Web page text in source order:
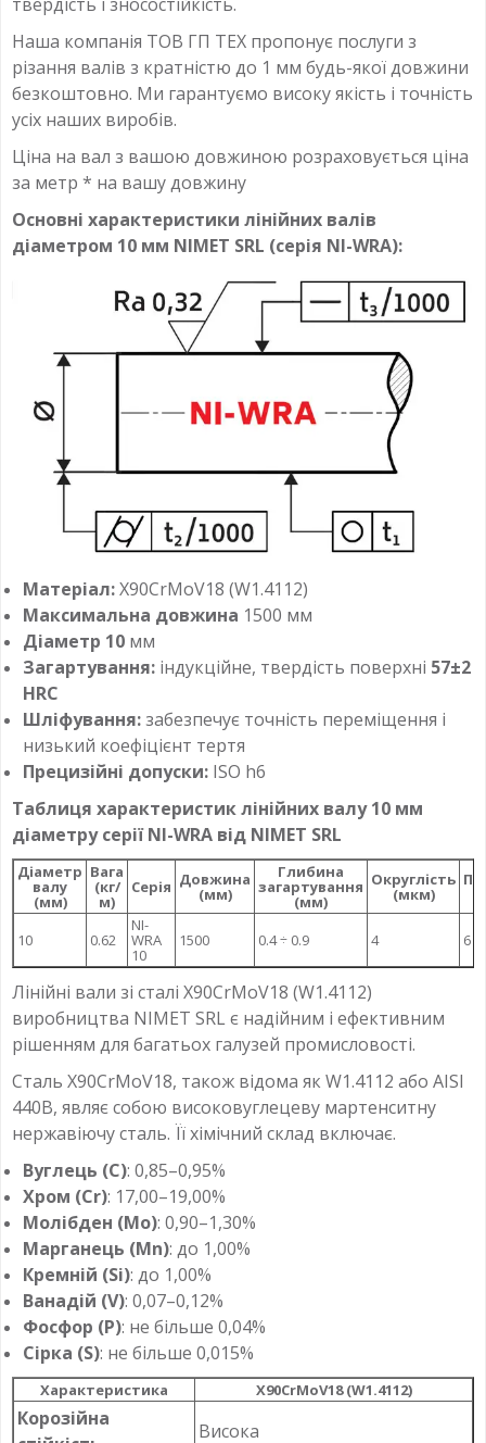
Наша компанія ТОВ ГП ТЕХ пропонує послуги з
різання валів з кратністю до 1 мм будь-якої довжини
безкоштовно. Ми гарантуємо високу якість і точність
усіх наших виробів.
Ціна на вал з вашою довжиною розраховується ціна
за метр * на вашу довжину
Основні характеристики лінійних валів
діаметром 10 мм NIMET SRL (серія NI-WRA):
Матеріал:X90CrMoV18 (W1.4112)
Максимальна довжина 1500 мм
Діаметр 10 мм
Загартування: індукційне, твердість поверхні 57±2
HRC
Шліфування:забезпечує точність переміщення і
низький коефіцієнт тертя
Прецизійні допуски: ISO h6
Таблиця характеристик лінійних валу 10 мм
діаметру серії NI-WRA від NIMET SRL
Діаметр
валу
(мм)
Вага
(кг/
м)
Серія Довжина
(мм)
Глибина
загартування
(мм)
Округлість
(мкм)
10 0.62
NI-
WRA
10
1500 0.4 ÷ 0.9 4 6
Лінійні вали зі сталі X90CrMoV18 (W1.4112)
виробництва NIMET SRL є надійним і ефективним
рішенням для багатьох галузей промисловості.
Сталь X90CrMoV18, також відома як W1.4112 або AISI
440B, являє собою високовуглецеву мартенситну
нержавіючу сталь. Її хімічний склад включає.
Вуглець (C): 0,85–0,95%
Хром (Cr): 17,00–19,00%
Молібден (Mo): 0,90–1,30%
Марганець (Mn): до 1,00%
Кремній (Si): до 1,00%
Ванадій (V): 0,07–0,12%
Фосфор (P): не більше 0,04%
Сірка (S): не більше 0,015%
Характеристика X90CrMoV18 (W1.4112)
Корозійна
Висока